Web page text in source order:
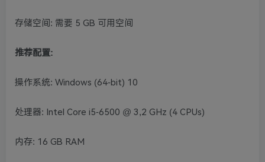
存储空间: 需要 5 GB 可用空间
推荐配置:
操作系统: Windows (64-bit) 10
处理器: Intel Core i5-6500 @ 3,2 GHz (4 CPUs)
内存: 16 GB RAM